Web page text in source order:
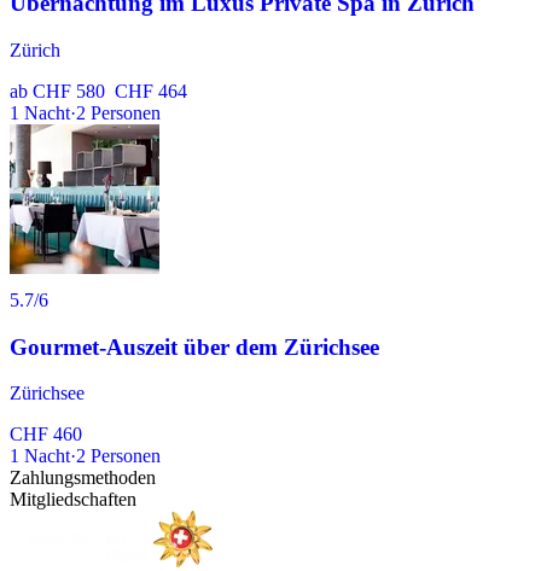
Zürich
ab CHF 580 CHF 464
1 Nacht·2 Personen
5.7/6
Gourmet-Auszeit über dem Zürichsee
Zürichsee
CHF 460
1 Nacht·2 Personen
Zahlungsmethoden
Mitgliedschaften